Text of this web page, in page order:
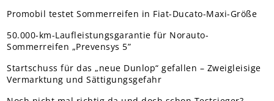
Promobil testet Sommerreifen in Fiat-Ducato-Maxi-Größe
50.000-km-Laufleistungsgarantie für Norauto-
Sommerreifen „Prevensys 5”
Startschuss für das „neue Dunlop“ gefallen – Zweigleisige
Vermarktung und Sättigungsgefahr